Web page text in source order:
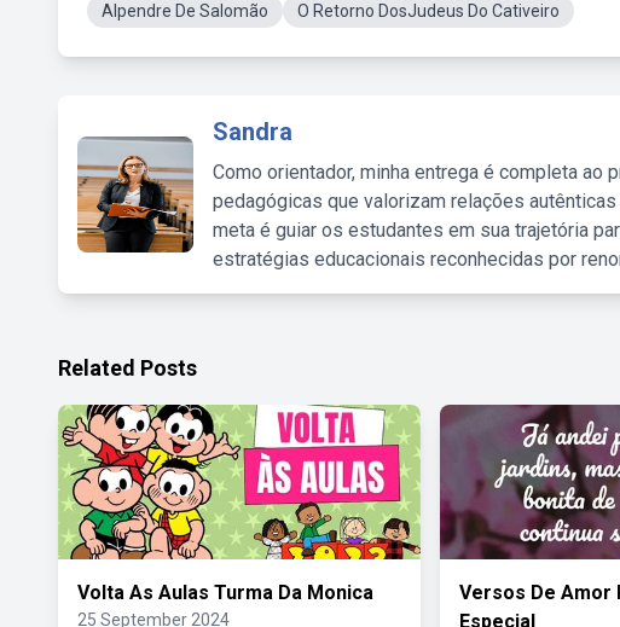
Alpendre De Salomão
O Retorno DosJudeus Do Cativeiro
Sandra
Como orientador, minha entrega é completa
pedagógicas que valorizam relações
meta é guiar os estudantes em sua trajetória
estratégias educacionais reconhecidas por
Related Posts
Volta As Aulas Turma Da Monica
25 September 2024
Versos De Amor
Especial